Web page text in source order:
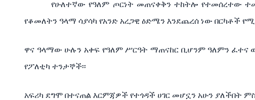
የሁለተኛው የዓለም ጦርነት መጠናቀቅን ተከትሎ የተመሰረተው
የቆመለትን ዓላማ ሳያሳካ የአንድ አረጋዊ ዕድሜን እንደጨረሰ ነው በርካቶች
ዋና ዓላማው ሁሉን አቀፍ የዓለም ሥርዓት ማጠናከር ቢሆንም ዓለምን ፈተና
የፖለቲካ ተንታኞች፡፡
አፍሪካ ደግሞ በተናጠል እርምጃዎች የተጎዳች ሀገር መሆኗን አሁን ያለችበት